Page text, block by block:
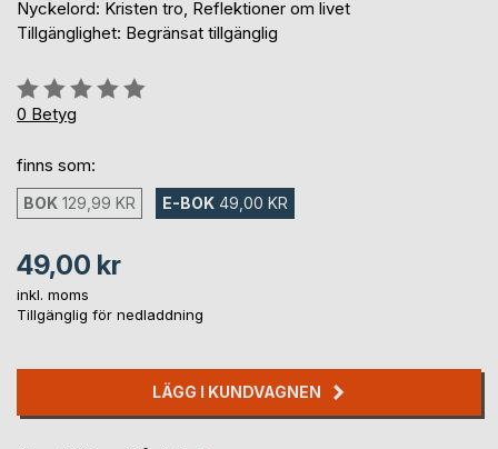
Nyckelord: Kristen tro, Reflektioner om livet
Tillgänglighet: Begränsat tillgänglig
Betyg::
0%
0 Betyg
finns som:
BOK 129,99 KR E-BOK 49,00 KR
49,00 kr
inkl. moms
Tillgänglig för nedladdning
LÄGG I KUNDVAGNEN